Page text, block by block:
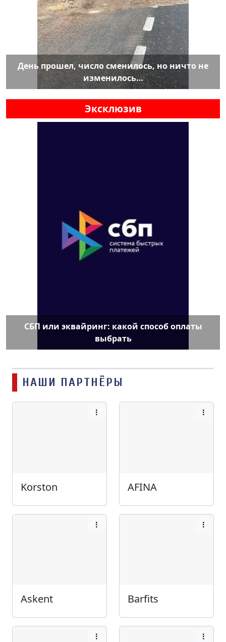
День прошел, число сменилось, но ничто не
изменилось…
Эксклюзив
СБП или эквайринг: какой способ оплаты
выбрать
НАШИ ПАРТНЁРЫ
Korston AFINA
Askent Barfits